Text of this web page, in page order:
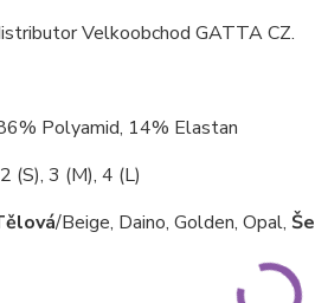
Velkoobchod GATTA CZ.
Polyamid, 14% Elastan
(S), 3 (M), 4 (L)
/Beige, Daino, Golden, Opal,